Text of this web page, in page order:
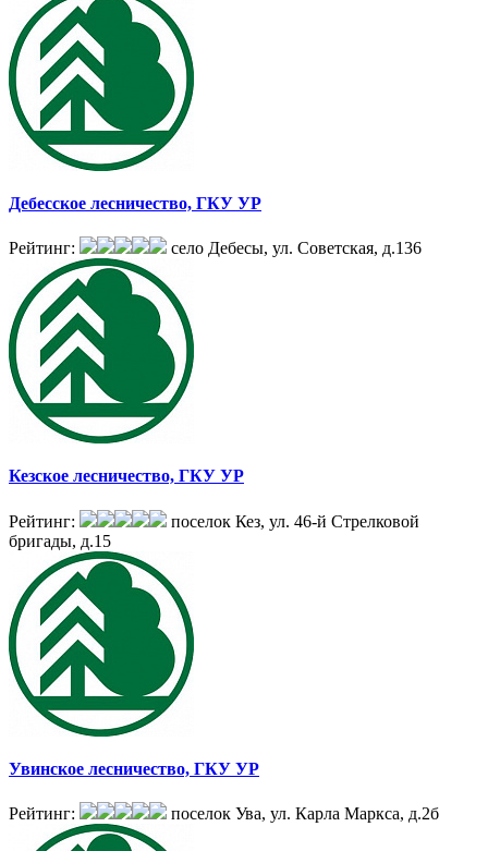
Дебесское лесничество, ГКУ УР
Рейтинг: село Дебесы, ул. Советская, д.136
Кезское лесничество, ГКУ УР
Рейтинг:
поселок Кез, ул. 46-й Стрелковой
бригады, д.15
Увинское лесничество, ГКУ УР
Рейтинг: поселок Ува, ул. Карла Маркса, д.2б